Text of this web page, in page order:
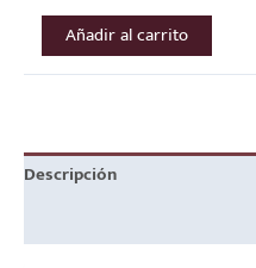
Añadir al carrito
Descripción